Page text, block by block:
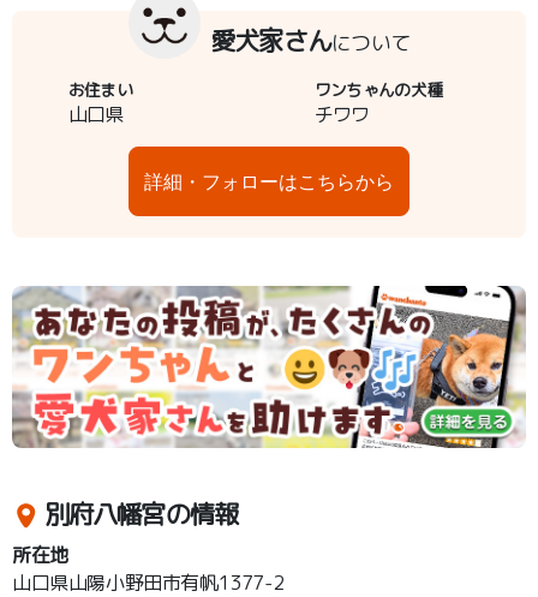
愛犬家さんについて
お住まい
山口県
ワンちゃんの犬種
チワワ
詳細・フォローはこちらから
別府八幡宮の情報
所在地
山口県山陽小野田市有帆1377-2